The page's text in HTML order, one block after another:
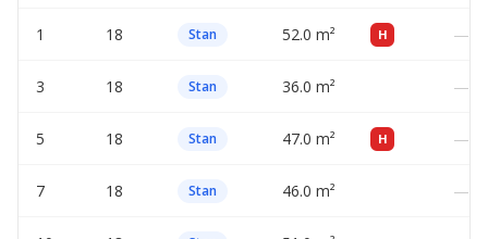
1 18 Stan 52.0 m² H —
3 18 Stan 36.0 m² —
5 18 Stan 47.0 m² H —
7 18 Stan 46.0 m² —